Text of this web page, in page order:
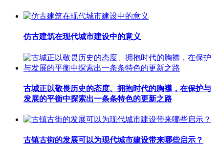
仿古建筑在现代城市建设中的意义
古城正以敬畏历史的态度、拥抱时代的胸襟，在保护与
发展的平衡中探索出一条条特色的更新之路
古镇古街的发展可以为现代城市建设带来哪些启示？